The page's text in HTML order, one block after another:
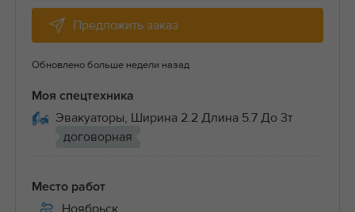
Предложить заказ
Обновлено больше недели назад
Моя спецтехника
Эвакуаторы, Ширина 2.2 Длина 5.7 До 3т
договорная
Место работ